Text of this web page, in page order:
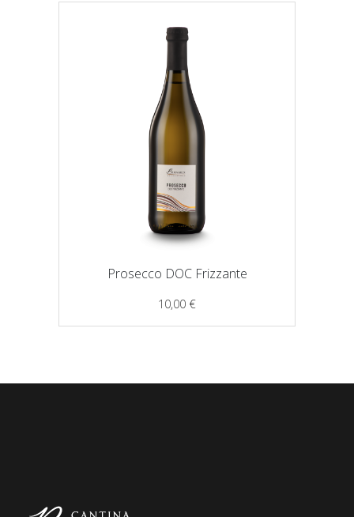
Prosecco DOC Frizzante
10,00 €